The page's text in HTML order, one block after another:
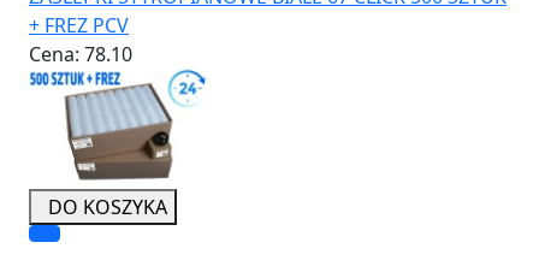
+ FREZ PCV
Cena: 78.10
DO KOSZYKA